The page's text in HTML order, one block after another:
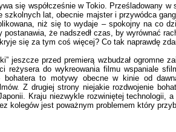
się współcześnie w Tokio. Prześladowany
szkolnych lat, obecnie majster i przywódca
niż się to wydaje – spokojny na co
że nadszedł czas, by wyrównać
się za tym coś więcej? Co tak naprawdę
jeszcze przed premierą wzbudzał
reżysera do wykreowania filmu wspaniale
bohatera to motywy obecne w kinie od
Z drugiej strony niejakie rozdwojenie
Kraju niezwykle rozwiniętej technologii,
kolegów jest poważnym problemem który